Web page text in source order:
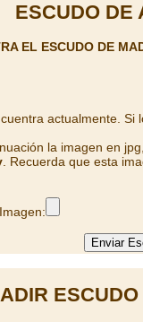
ESCUDO DE
EL ESCUDO DE
actualmente. Si
la imagen en
. Recuerda que esta
Imagen: